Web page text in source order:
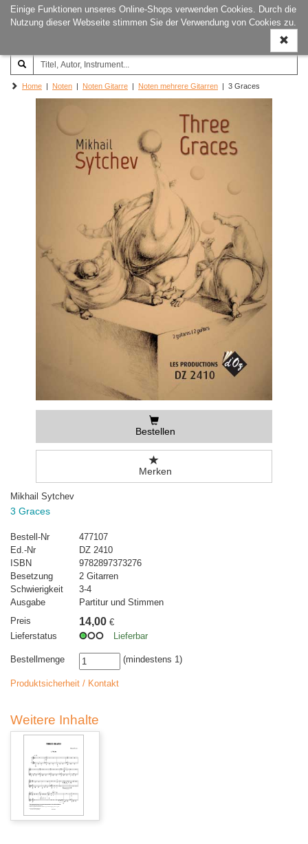
Einige Funktionen unseres Online-Shops verwenden Cookies. Durch die
Nutzung dieser Webseite stimmen Sie der Verwendung von Cookies zu.
ein-/
Joachim‐Trekel‐Musikverlag,
Hamburg
Home | Noten | Noten Gitarre | Noten mehrere Gitarren | 3 Graces
Bestellen
Merken
Mikhail Sytchev
3 Graces
Bestell-Nr
477107
Ed.-Nr
DZ 2410
ISBN
9782897373276
Besetzung
2 Gitarren
Schwierigkeit
3-4
Ausgabe
Partitur und Stimmen
Preis
14,00 €
Lieferstatus
Lieferbar
Bestellmenge (mindestens 1)
Produktsicherheit / Kontakt
Weitere Inhalte